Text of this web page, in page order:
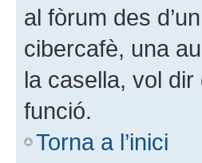
al fòrum des
cibercafè, una
la casella, vol dir
funció.
Torna a l’inici